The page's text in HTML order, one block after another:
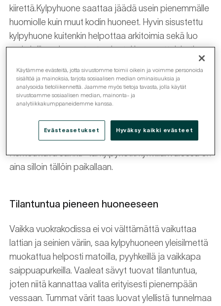
kiirettä.Kylpyhuone saattaa jäädä usein pienemmälle
huomiolle kuin muut kodin huoneet. Hyvin sisustettu
kylpyhuone kuitenkin helpottaa arkitoimia sekä luo
mahdollisuuden rentoutumis- tai hemmotteluhetkeen
Luo tunnelmaa kylpyhuoneeseen
kylpyhuoneeseen rauhallista ja ylellistä tunnelmaa.
Rentouttava suihku- tai kylpyhetki kynttilänvalossa on
aina silloin tällöin paikallaan.
Tilantuntua pieneen huoneeseen
Vaikka vuokrakodissa ei voi välttämättä vaikuttaa
lattian ja seinien väriin, saa kylpyhuoneen yleisilmettä
muokattua helposti matoilla, pyyhkeillä ja vaikkapa
saippuapurkeilla. Vaaleat sävyt tuovat tilantuntua,
joten niitä kannattaa valita erityisesti pienempään
vessaan. Tummat värit taas luovat ylellistä tunnelmaa
Käytämme evästeitä, jotta sivustomme toimii oikein ja voimme personoida
sisältöä ja mainoksia, tarjota sosiaalisen median ominaisuuksia ja
analysoida tietoliikennettä. Jaamme myös tietoja tavasta, jolla käytät
sivustoamme sosiaalisen median, mainonta- ja
analytiikkakumppaneidemme kanssa.
Evästeasetukset Hyväksy kaikki evästeet